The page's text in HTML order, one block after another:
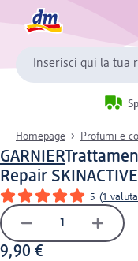
Inserisci qui la tua
Homepage Profumi e
GARNIER
Repair
5 (1
9,90 €